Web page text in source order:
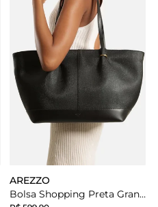
AREZZO
Bolsa Shopping Preta Grande Metais Dourados